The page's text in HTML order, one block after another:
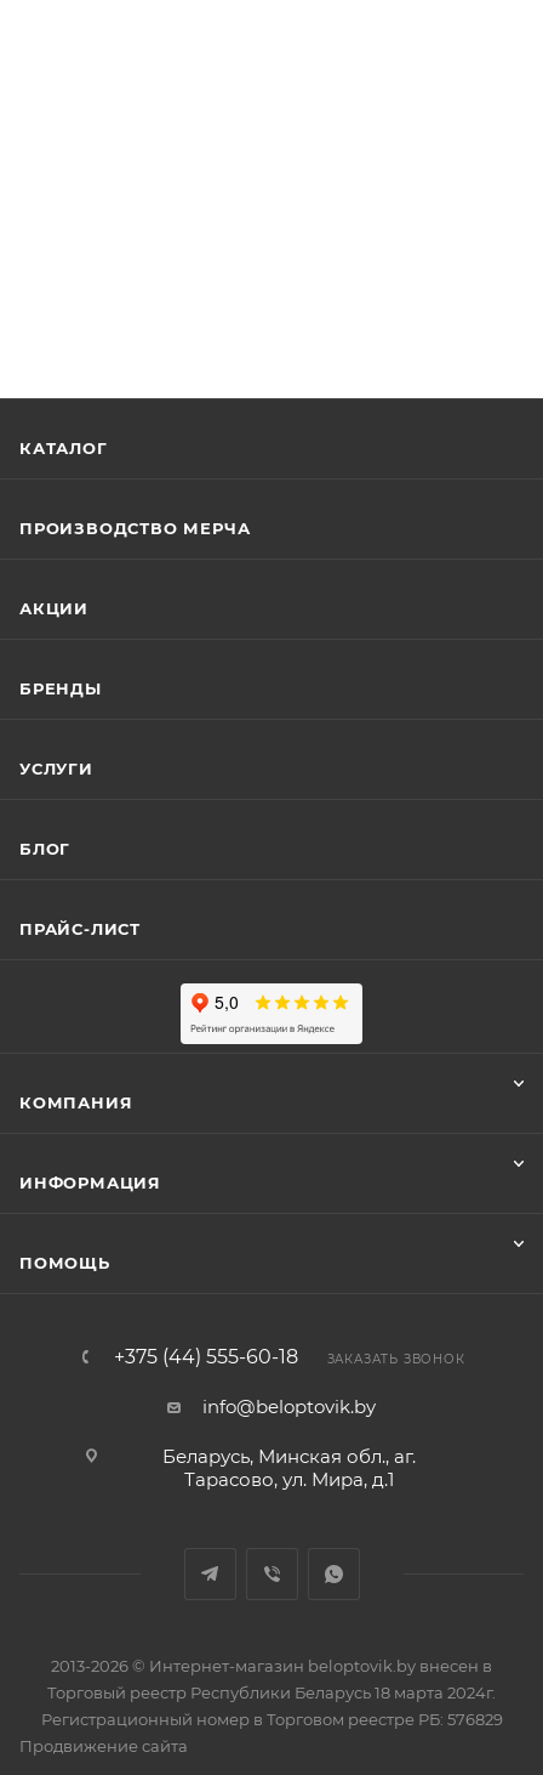
КАТАЛОГ
ПРОИЗВОДСТВО МЕРЧА
АКЦИИ
БРЕНДЫ
УСЛУГИ
БЛОГ
ПРАЙС-ЛИСТ
КОМПАНИЯ
ИНФОРМАЦИЯ
ПОМОЩЬ
+375 (44) 555-60-18 ЗАКАЗАТЬ ЗВОНОК
info@beloptovik.by
Беларусь, Минская обл., аг.
Тарасово, ул. Мира, д.1
2013-2026 © Интернет-магазин beloptovik.by внесен в
Торговый реестр Республики Беларусь 18 марта 2024г.
Регистрационный номер в Торговом реестре РБ: 576829
Продвижение сайта